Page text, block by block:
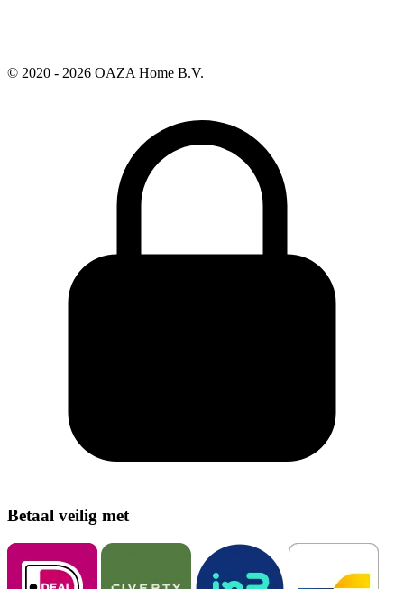
© 2020 - 2026 OAZA Home B.V.
Betaal veilig met